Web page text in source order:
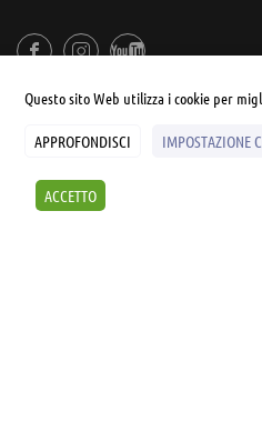
Sintesi e liberatorie
Questo sito Web utilizza i cookie per
APPROFONDISCI IMPOSTAZIONE
ACCETTO